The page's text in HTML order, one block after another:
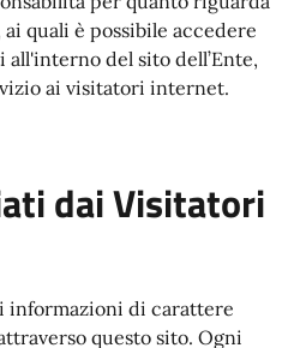
quali è possibile accedere
del sito dell’Ente,
ai visitatori internet.
dai Visitatori
informazioni di carattere
questo sito. Ogni